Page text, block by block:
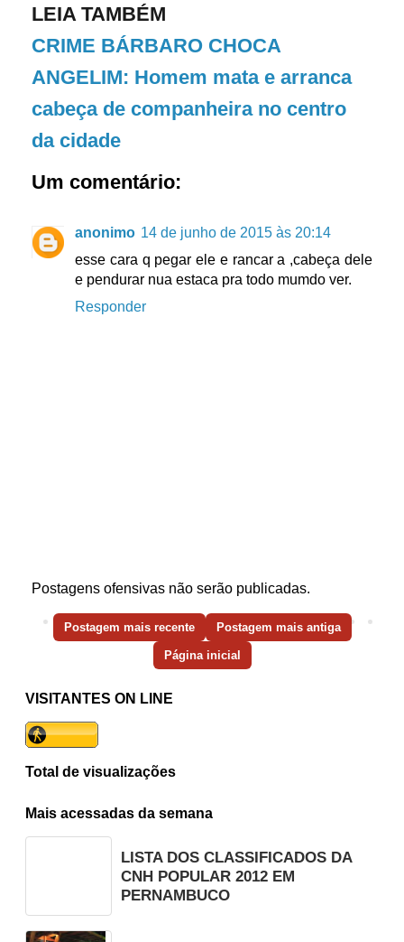
LEIA TAMBÉM
CRIME BÁRBARO CHOCA
ANGELIM: Homem mata e arranca
cabeça de companheira no centro
da cidade
Um comentário:
anonimo 14 de junho de 2015 às 20:14
esse cara q pegar ele e rancar a ,cabeça dele
e pendurar nua estaca pra todo mumdo ver.
Responder
Postagens ofensivas não serão publicadas.
Postagem mais recente Postagem mais antiga
Página inicial
VISITANTES ON LINE
Total de visualizações
Mais acessadas da semana
LISTA DOS CLASSIFICADOS DA
CNH POPULAR 2012 EM
PERNAMBUCO